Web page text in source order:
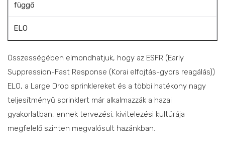
függő
ELO
Összességében elmondhatjuk, hogy az ESFR (Early
Suppression-Fast Response (Korai elfojtás-gyors reagálás))
ELO, a Large Drop sprinklereket és a többi hatékony nagy
teljesítményű sprinklert már alkalmazzák a hazai
gyakorlatban, ennek tervezési, kivitelezési kultúrája
megfelelő szinten megvalósult hazánkban.